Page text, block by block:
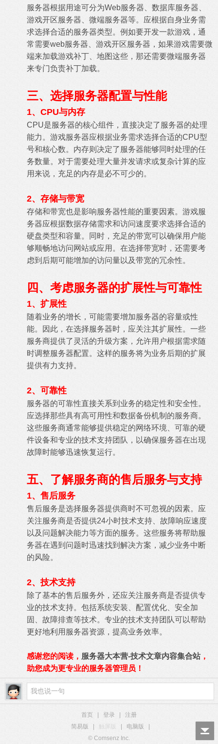
服务器根据用途可分为Web服务器、数据库服务器、
游戏开区服务器、微端服务器等。应根据自身业务需
求选择合适的服务器类型。例如要开发一款游戏，通
常需要web服务器、游戏开区服务器，如果游戏需要微
端来加载游戏补丁、地图这些，那还需要微端服务器
来专门负责补丁加载。
三、选择服务器配置与性能
1、CPU与内存
CPU是服务器的核心组件，直接决定了服务器的处理
能力。游戏服务器应根据业务需求选择合适的CPU型
号和核心数。内存则决定了服务器能够同时处理的任
务数量。对于需要处理大量并发请求或复杂计算的应
用来说，充足的内存是必不可少的。
2、存储与带宽
存储和带宽也是影响服务器性能的重要因素。游戏服
务器应根据数据存储需求和访问速度要求选择合适的
硬盘类型和容量。同时，充足的带宽可以确保用户能
够顺畅地访问网站或应用。在选择带宽时，还需要考
虑到后期可能增加的访问量以及带宽的冗余性。
四、考虑服务器的扩展性与可靠性
1、扩展性
随着业务的增长，可能需要增加服务器的容量或性
能。因此，在选择服务器时，应关注其扩展性。一些
服务商提供了灵活的升级方案，允许用户根据需求随
时调整服务器配置。这样的服务将为业务后期的扩展
提供有力支持。
2、可靠性
服务器的可靠性直接关系到业务的稳定性和安全性。
应选择那些具有高可用性和数据备份机制的服务商。
这些服务商通常能够提供稳定的网络环境、可靠的硬
件设备和专业的技术支持团队，以确保服务器在出现
故障时能够迅速恢复运行。
五、了解服务商的售后服务与支持
1、售后服务
售后服务是选择服务器提供商时不可忽视的因素。应
关注服务商是否提供24小时技术支持、故障响应速度
以及问题解决能力等方面的服务。这些服务将帮助服
务器在遇到问题时迅速找到解决方案，减少业务中断
的风险。
2、技术支持
除了基本的售后服务外，还应关注服务商是否提供专
业的技术支持。包括系统安装、配置优化、安全加
固、故障排查等技术。专业的技术支持团队可以帮助
更好地利用服务器资源，提高业务效率。
感谢您的阅读， 服务器大本营-技术文章内容集合站，
助您成为更专业的服务器管理员！
首页 登录
注册
简易版
触屏版 电脑版
© Comsenz Inc.